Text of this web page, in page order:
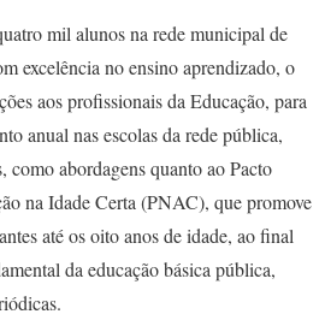
mil alunos na rede municipal de
excelência no ensino aprendizado, o
aos profissionais da Educação, para
anual nas escolas da rede pública,
como abordagens quanto ao Pacto
na Idade Certa (PNAC), que promove
até os oito anos de idade, ao final
da educação básica pública,